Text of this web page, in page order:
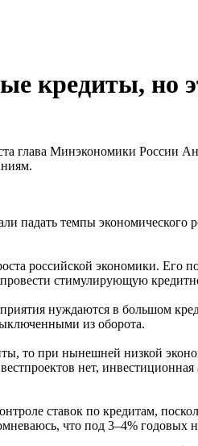
но
глава Минэкономики России
падать темпы
российской экономики. Его
стимулирующую
нуждаются в большом
из оборота.
то при нынешней низкой
нет,
ставок по кредитам,
что под 3–4% годовых